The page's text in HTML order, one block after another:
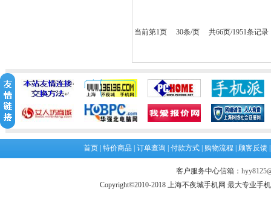
当前第1页 30条/页 共66页/1951条记录
首页 特价商品 订单查询 付款方式 购物流程 顾客反馈
客户服务中心信箱：
Copyright©2010-2018 上海不夜城手机网 最大专业手